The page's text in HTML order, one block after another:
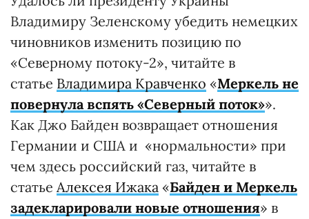
Владимиру Зеленскому убедить немецких
чиновников изменить позицию по
«Северному потоку-2», читайте в
статье Владимира Кравченко «Меркель не
повернула вспять «Северный поток»».
Как Джо Байден возвращает отношения
Германии и США и «нормальности» при
чем здесь российский газ, читайте в
статье Алексея Ижака «Байден и Меркель
задекларировали новые отношения» в